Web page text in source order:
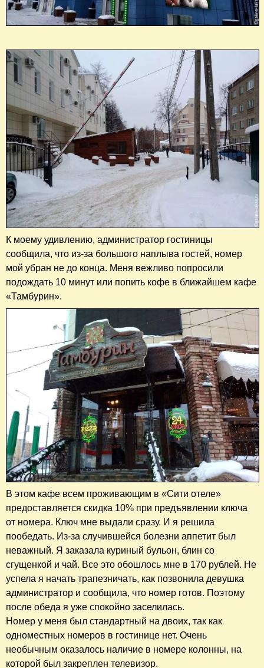
К моему удивлению, администратор гостиницы
сообщила, что из-за большого наплыва гостей, номер
мой убран не до конца. Меня вежливо попросили
подождать 10 минут или попить кофе в ближайшем кафе
«Тамбурин».
В этом кафе всем проживающим в «Сити отеле»
предоставляется скидка 10% при предъявлении ключа
от номера. Ключ мне выдали сразу. И я решила
пообедать. Из-за случившейся болезни аппетит был
неважный. Я заказала куриный бульон, блин со
сгущенкой и чай. Все это обошлось мне в 170 рублей. Не
успела я начать трапезничать, как позвонила девушка
администратор и сообщила, что номер готов. Поэтому
после обеда я уже спокойно заселилась.
Номер у меня был стандартный на двоих, так как
одноместных номеров в гостинице нет. Очень
необычным оказалось наличие в номере колонны, на
которой был закреплен телевизор.